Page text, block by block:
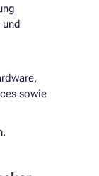
sowie